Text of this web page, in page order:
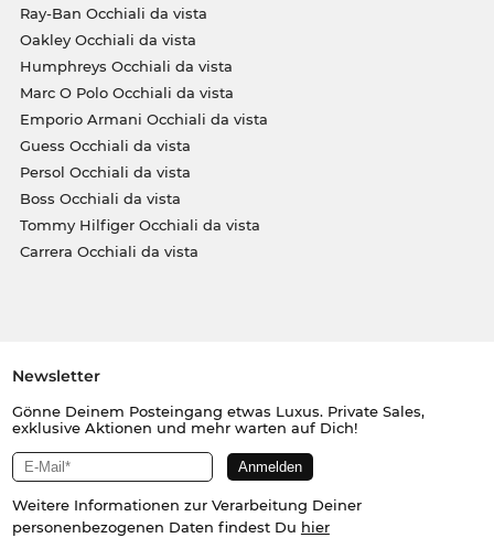
Ray-Ban Occhiali da vista
Oakley Occhiali da vista
Humphreys Occhiali da vista
Marc O Polo Occhiali da vista
Emporio Armani Occhiali da vista
Guess Occhiali da vista
Persol Occhiali da vista
Boss Occhiali da vista
Tommy Hilfiger Occhiali da vista
Carrera Occhiali da vista
Newsletter
Gönne Deinem Posteingang etwas Luxus. Private Sales,
exklusive Aktionen und mehr warten auf Dich!
Weitere Informationen zur Verarbeitung Deiner
personenbezogenen Daten findest Du hier